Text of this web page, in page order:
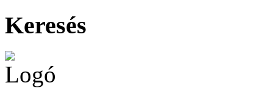
Keresés